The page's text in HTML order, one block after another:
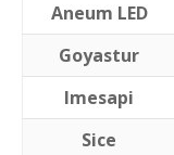
Aneum LED
Goyastur
Imesapi
Sice